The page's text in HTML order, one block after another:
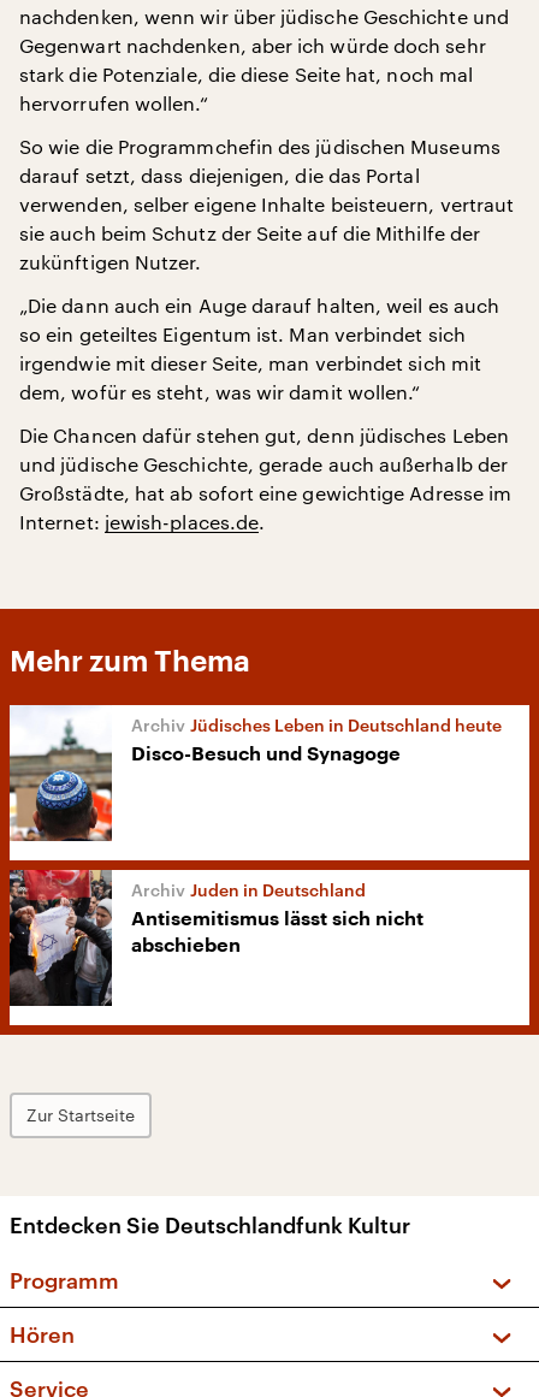
nachdenken, wenn wir über jüdische Geschichte und
Gegenwart nachdenken, aber ich würde doch sehr
stark die Potenziale, die diese Seite hat, noch mal
hervorrufen wollen.“
So wie die Programmchefin des jüdischen Museums
darauf setzt, dass diejenigen, die das Portal
verwenden, selber eigene Inhalte beisteuern, vertraut
sie auch beim Schutz der Seite auf die Mithilfe der
zukünftigen Nutzer.
„Die dann auch ein Auge darauf halten, weil es auch
so ein geteiltes Eigentum ist. Man verbindet sich
irgendwie mit dieser Seite, man verbindet sich mit
dem, wofür es steht, was wir damit wollen.“
Die Chancen dafür stehen gut, denn jüdisches Leben
und jüdische Geschichte, gerade auch außerhalb der
Großstädte, hat ab sofort eine gewichtige Adresse im
Internet: jewish-places.de.
Mehr zum Thema
Jüdisches Leben in Deutschland heute
Disco-Besuch und Synagoge
Juden in Deutschland
Antisemitismus lässt sich nicht
abschieben
Zur Startseite
Entdecken Sie Deutschlandfunk Kultur
Programm
Sendungen und Podcasts
Hören
Service